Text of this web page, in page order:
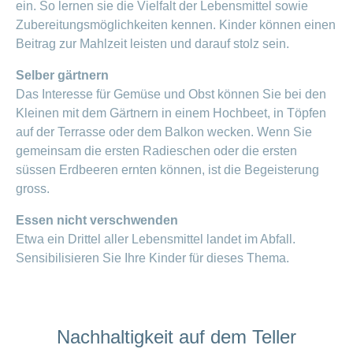
ein. So lernen sie die Vielfalt der Lebensmittel sowie
Zubereitungsmöglichkeiten kennen. Kinder können einen
Beitrag zur Mahlzeit leisten und darauf stolz sein.
Selber gärtnern
Das Interesse für Gemüse und Obst können Sie bei den
Kleinen mit dem Gärtnern in einem Hochbeet, in Töpfen
auf der Terrasse oder dem Balkon wecken. Wenn Sie
gemeinsam die ersten Radieschen oder die ersten
süssen Erdbeeren ernten können, ist die Begeisterung
gross.
Essen nicht verschwenden
Etwa ein Drittel aller Lebensmittel landet im Abfall.
Sensibilisieren Sie Ihre Kinder für dieses Thema.
Nachhaltigkeit auf dem Teller